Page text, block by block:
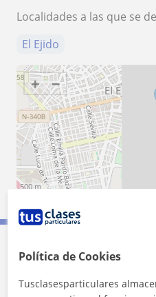
Localidades a las que se
El Ejido
+ −
500 m
Contacta con Daniel
Política de Cookies
Tusclasesparticulares